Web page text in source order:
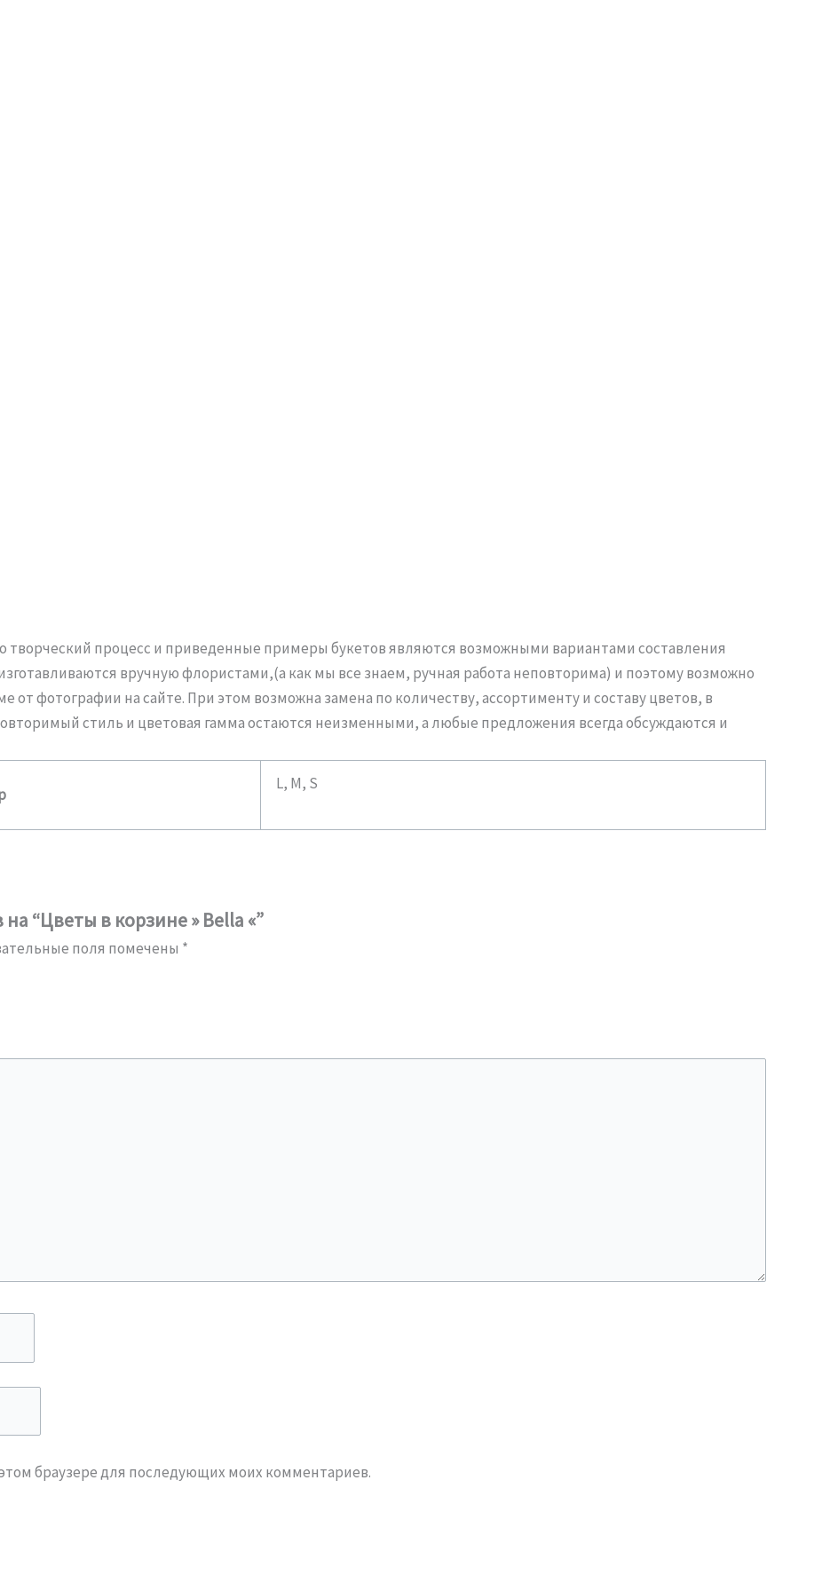
творческий процесс и приведенные примеры букетов являются возможными вариантами составления
вручную флористами,(а как мы все знаем, ручная работа неповторима) и поэтому возможно
от фотографии на сайте. При этом возможна замена по количеству, ассортименту и составу цветов, в
стиль и цветовая гамма остаются неизменными, а любые предложения всегда обсуждаются и
L, M, S
“Цветы в корзине » Bella «”
поля помечены *
браузере для последующих моих комментариев.